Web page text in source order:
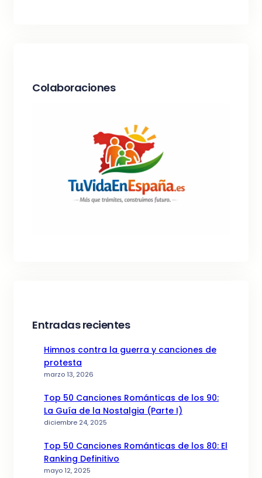
Colaboraciones
Entradas recientes
Himnos contra la guerra y canciones de
protesta
marzo 13, 2026
Top 50 Canciones Románticas de los 90:
La Guía de la Nostalgia (Parte I)
diciembre 24, 2025
Top 50 Canciones Románticas de los 80: El
Ranking Definitivo
mayo 12, 2025